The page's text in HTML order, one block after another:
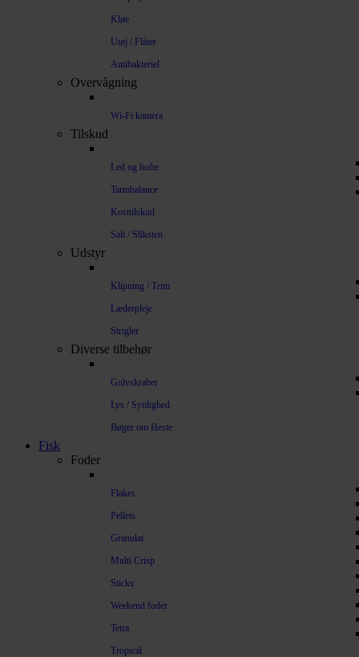
Kløe
Utøj / Flåter
Antibakteriel
Overvågning
Wi-Fi kamera
Tilskud
Led og hofte
Tarmbalance
Kosttilskud
Salt / Sliksten
Udstyr
Klipning / Trim
Læderpleje
Strigler
Diverse tilbehør
Gulvskraber
Lys / Synlighed
Bøger om Heste
Fisk
Foder
Flakes
Pellets
Granulat
Multi Crisp
Sticks
Weekend foder
Tetra
Tropical